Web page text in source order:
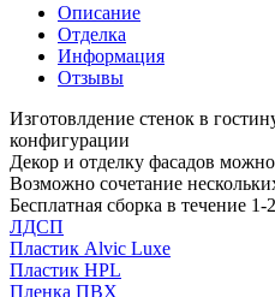
Описание
Отделка
Информация
Отзывы
Изготовлдение стенок в
конфигурации
Декор и отделку фасадов
Возможно сочетание
Бесплатная сборка в течение
ЛДСП
Пластик Alvic Luxe
Пластик HPL
Пленка ПВХ